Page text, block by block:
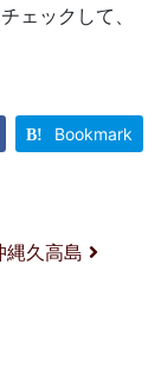
ェックして、
Bookmark
縄久高島